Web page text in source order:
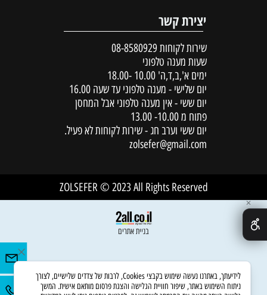
יצירת קשר
שירות לקוחות 08-8580929
שעות מענה טלפוני
ימים א',ב,ד,ה' 10.00 -18.00
יום שלישי - מענה טלפוני עד שעה 16.00
יום ששי - אין מענה טלפוני אבל המחסן
פתוח מ 10.00- 13.00
יום ששי וערב חג - שירות לקוחות לא פעיל.
zolsefer@gmail.com
ZOLSEFER © 2023 All Rights Reserved
בניית אתרים
✕
לידיעתך, באתרנו נעשה שימוש בקבצי Cookies, לרבות של צדדים שלישיים, לצורך
ניתוח השימוש באתר, שיפור חוויית הגלישה והצגת פרסום מותאם אישית. המשך